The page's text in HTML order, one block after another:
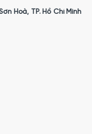
Hoà, TP. Hồ Chí Minh